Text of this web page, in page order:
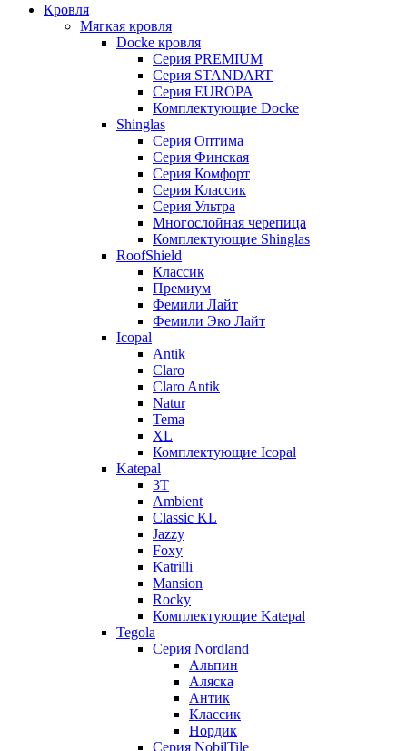
Кровля
Мягкая кровля
Docke кровля
Серия PREMIUM
Серия STANDART
Серия EUROPA
Комплектующие Docke
Shinglas
Серия Оптима
Серия Финская
Серия Комфорт
Серия Классик
Серия Ультра
Многослойная черепица
Комплектующие Shinglas
RoofShield
Классик
Премиум
Фемили Лайт
Фемили Эко Лайт
Icopal
Antik
Claro
Claro Antik
Natur
Tema
XL
Комплектующие Icopal
Katepal
3T
Ambient
Classic KL
Jazzy
Foxy
Katrilli
Mansion
Rocky
Комплектующие Katepal
Tegola
Серия Nordland
Альпин
Аляска
Антик
Классик
Нордик
Серия NobilTile